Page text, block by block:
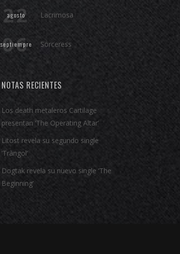
22
agosto Lacrimosa
06
septiempre Sörceress
NOTAS RECIENTES
Los death metaleros Cartilage
presentan ‘The Operating Altar’
Litost revela su segundo single
‘Tràngol’
Dogtak revela su nuevo single ‘The
Beginning’